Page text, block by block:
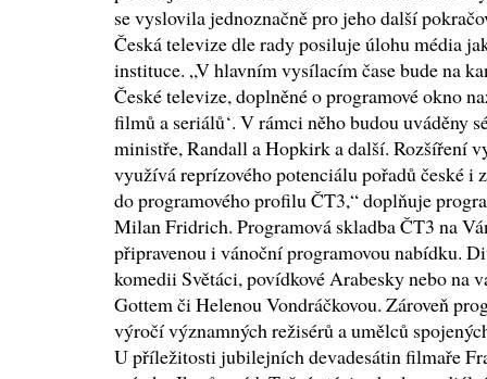
se vyslovila jednoznačně pro jeho další
Česká televize dle rady posiluje úlohu média
instituce. „V hlavním vysílacím čase bude na
České televize, doplněné o programové okno
filmů a seriálů‘. V rámci něho budou uváděny
ministře, Randall a Hopkirk a další. Rozšíření
využívá reprízového potenciálu pořadů české i
do programového profilu ČT3,“ doplňuje
Milan Fridrich. Programová skladba ČT3 na
připravenou i vánoční programovou nabídku.
komedii Světáci, povídkové Arabesky nebo na
Gottem či Helenou Vondráčkovou. Zároveň
výročí významných režisérů a umělců
U příležitosti jubilejních devadesátin filmaře